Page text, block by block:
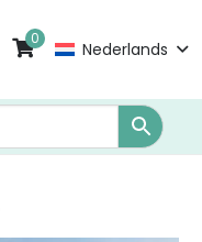
0
Nederlands